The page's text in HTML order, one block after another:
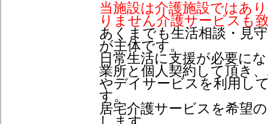
当施設は介護施設ではあ
りません介護サービスも
あくまでも生活相談・見
が主体です。
日常生活に支援が必要に
業所と個人契約して頂き
やデイサービスを利用し
す。
居宅介護サービスを希望